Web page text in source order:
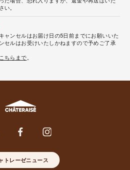
。
ャンセルはお届け日の5日前までにお願いいた
セルはお受けいたしかねますので予めご了承
こちらまで
トレーゼニュース